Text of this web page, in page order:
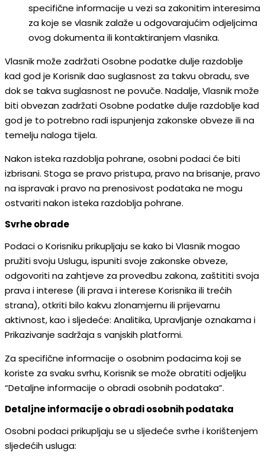
specifične informacije u vezi sa zakonitim interesima
za koje se vlasnik zalaže u odgovarajućim odjeljcima
ovog dokumenta ili kontaktiranjem vlasnika.
Vlasnik može zadržati Osobne podatke dulje razdoblje
kad god je Korisnik dao suglasnost za takvu obradu, sve
dok se takva suglasnost ne povuče. Nadalje, Vlasnik može
biti obvezan zadržati Osobne podatke dulje razdoblje kad
god je to potrebno radi ispunjenja zakonske obveze ili na
temelju naloga tijela.
Nakon isteka razdoblja pohrane, osobni podaci će biti
izbrisani. Stoga se pravo pristupa, pravo na brisanje, pravo
na ispravak i pravo na prenosivost podataka ne mogu
ostvariti nakon isteka razdoblja pohrane.
Svrhe obrade
Podaci o Korisniku prikupljaju se kako bi Vlasnik mogao
pružiti svoju Uslugu, ispuniti svoje zakonske obveze,
odgovoriti na zahtjeve za provedbu zakona, zaštititi svoja
prava i interese (ili prava i interese Korisnika ili trećih
strana), otkriti bilo kakvu zlonamjernu ili prijevarnu
aktivnost, kao i sljedeće: Analitika, Upravljanje oznakama i
Prikazivanje sadržaja s vanjskih platformi.
Za specifične informacije o osobnim podacima koji se
koriste za svaku svrhu, Korisnik se može obratiti odjeljku
“Detaljne informacije o obradi osobnih podataka”.
Detaljne informacije o obradi osobnih podataka
Osobni podaci prikupljaju se u sljedeće svrhe i korištenjem
sljedećih usluga: